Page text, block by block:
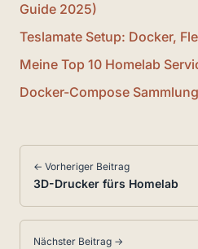
Guide 2025)
Teslamate Setup: Docker,
Meine Top 10 Homelab
Docker-Compose
← Vorheriger Beitrag
3D-Drucker fürs Homelab
Nächster Beitrag →